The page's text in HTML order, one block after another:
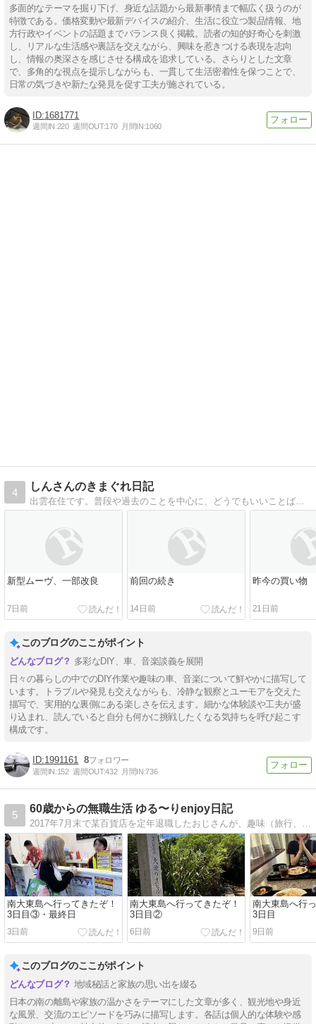
多面的なテーマを掘り下げ、身近な話題から最新事情まで幅広く扱うのが
特徴である。価格変動や最新デバイスの紹介、生活に役立つ製品情報、地
方行政やイベントの話題までバランス良く掲載。読者の知的好奇心を刺激
し、リアルな生活感や裏話を交えながら、興味を惹きつける表現を志向
し、情報の奥深さを感じさせる構成を追求している。さらりとした文章
で、多角的な視点を提示しながらも、一貫して生活密着性を保つことで、
日常の気づきや新たな発見を促す工夫が施されている。
1681771
週間IN:220 週間OUT:170 月間IN:1060
4
しんさんのきまぐれ日記
出雲在住です。普段や過去のことを中心に、どうでもいいことばかりいろいろ書いています。
新型ムーヴ、一部改良
7日前
前回の続き
14日前
昨今の買い物
21日前
このブログのここがポイント
多彩なDIY、車、音楽談義を展開
日々の暮らしの中でのDIY作業や趣味の車、音楽について鮮やかに描写して
います。トラブルや発見も交えながらも、冷静な観察とユーモアを交えた
描写で、実用的な裏側にある楽しさを伝えます。細かな体験談や工夫が盛
り込まれ、読んでいると自分も何かに挑戦したくなる気持ちを呼び起こす
構成です。
1991161 8
週間IN:152 週間OUT:432 月間IN:736
5
60歳からの無職生活 ゆる〜りenjoy日記
2017年7月末で某百貨店を定年退職したおじさんが、趣味（旅行、温泉、釣り、音楽、カメラ）の話や毎日の無職生活を綴ります。
南大東島へ行ってきたぞ！
3日目③・最終日
3日前
南大東島へ行ってきたぞ！
3日目②
6日前
南大東島へ行
3日目
9日前
このブログのここがポイント
地域秘話と家族の思い出を綴る
日本の南の離島や家族の温かさをテーマにした文章が多く、観光地や身近
な風景、交流のエピソードを巧みに描写します。各話は個人的な体験や感